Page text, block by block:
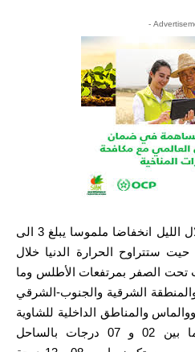
وستعرف درجات الحرارة، “خلال الليل انخفاضا ملموسا يبلغ 3 الى
ستتراوح الحرارة الدنيا خلال
10 -و 04 – درجات تحت الصفر بمرتفعات الأطلس وما
والمنطقة الشرقية والجنوب-الشرقي
والمناطق الداخلية للشاوية
وسهول تادلة و الرحامنة وما بين 02 و 07 درجات بالساحل